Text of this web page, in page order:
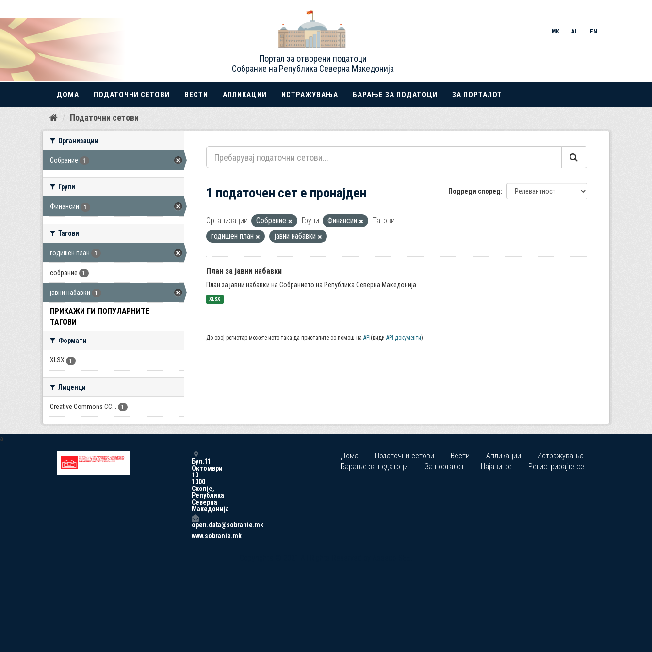
Прескокнете
Портал за отворени податоци
Собрание на Република Северна Македонија
MK AL EN
ДОМА ПОДАТОЧНИ СЕТОВИ ВЕСТИ АПЛИКАЦИИ ИСТРАЖУВАЊА БАРАЊЕ ЗА ПОДАТОЦИ ЗА ПОРТАЛОТ
Податочни сетови
Организации
Собрание 1
Групи
Финансии 1
Тагови
годишен план 1
собрание 1
јавни набавки 1
ПРИКАЖИ ГИ ПОПУЛАРНИТЕ
ТАГОВИ
Формати
XLSX 1
Лиценци
Creative Commons CC... 1
Подреди според
1 податочен сет е пронајден
Организации: Собрание Групи: Финансии
Тагови:
годишен план
јавни набавки
План за јавни набавки
План за јавни набавки на Собранието на Република Северна Македонија
XLSX
До овој регистар можете исто така да пристапите со помош на API (види API документи)
a
Бул.11
Октомври
10
1000
Скопје,
Република
Северна
Македонија
open.data@sobranie.mk
www.sobranie.mk
Дома Податочни сетови Вести Апликации
Истражувања
Барање за податоци
За порталот Најави се Регистрирајте се